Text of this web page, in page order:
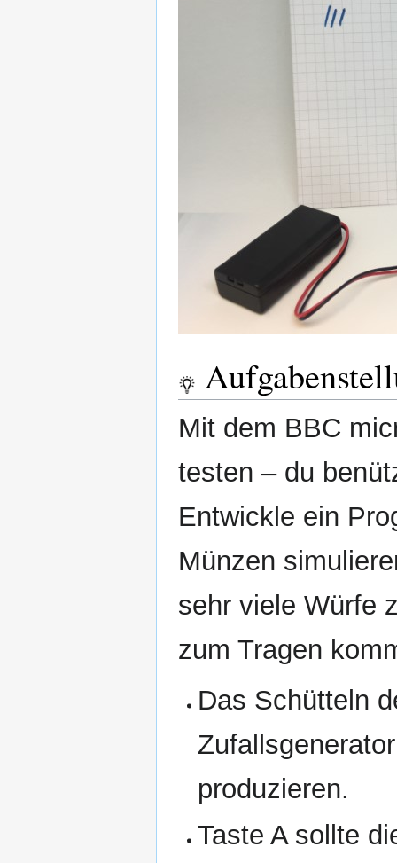
Mit dem BBC
testen – du
Entwickle ein
Münzen
sehr viele Würfe
zum Tragen
Das Schütteln
produzieren.
Taste A sollte